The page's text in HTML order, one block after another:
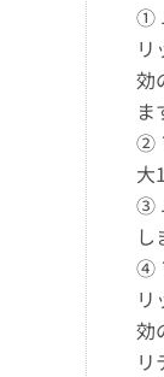
①
リ
効
ま
②
大
③
し
④
リ
効
リ